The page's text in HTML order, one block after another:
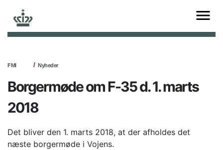
FMI Nyheder
Borgermøde om F-35 d. 1. marts
2018
Det bliver den 1. marts 2018, at der afholdes det
næste borgermøde i Vojens.